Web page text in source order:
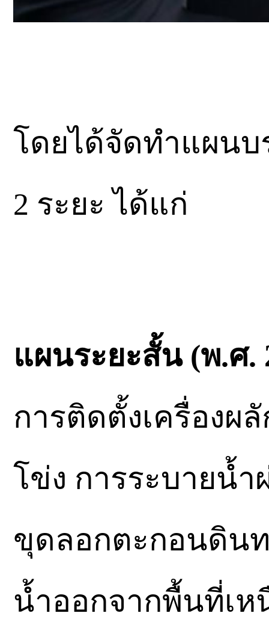
โดยได้จัดทำแผนบ
2 ระยะ ได้แก่
แผนระยะสั้น (พ.ศ.
การติดตั้งเครื่องผ
โข่ง การระบายน้
ขุดลอกตะกอนดินท
น้ำออกจากพื้นที่เห